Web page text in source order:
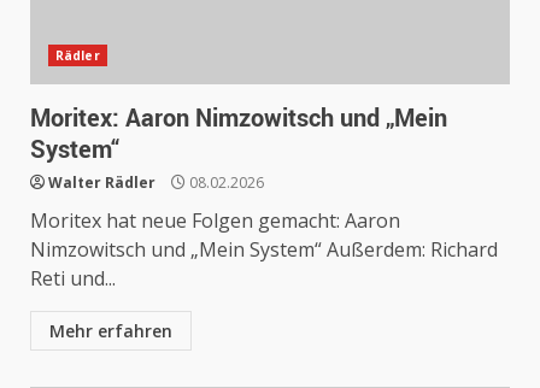
Rädler
Moritex: Aaron Nimzowitsch und „Mein
System“
Walter Rädler 08.02.2026
Moritex hat neue Folgen gemacht: Aaron
Nimzowitsch und „Mein System“ Außerdem: Richard
Reti und...
Mehr erfahren